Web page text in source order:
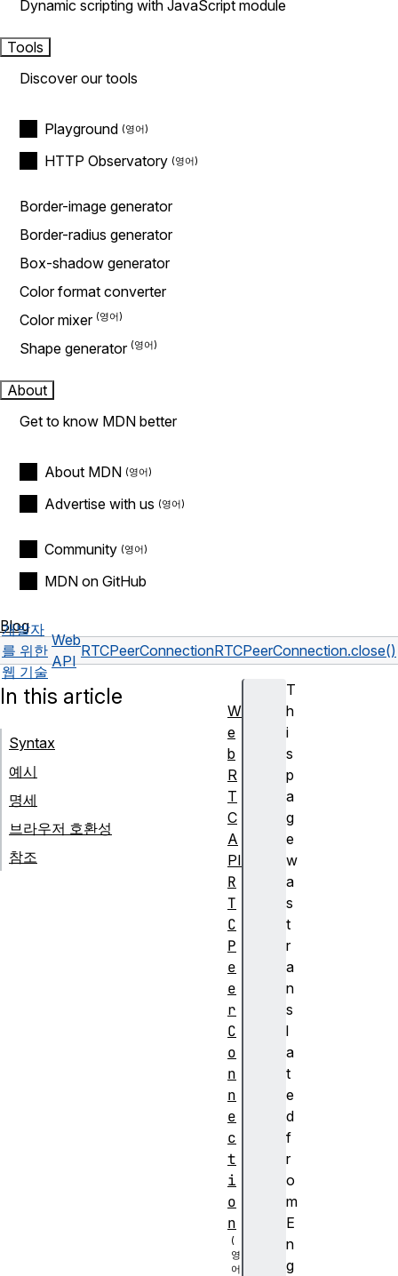
Dynamic scripting with JavaScript module
Tools
Discover our tools
Playground
HTTP Observatory
Border-image generator
Border-radius generator
Box-shadow generator
Color format converter
Color mixer
Shape generator
About
Get to know MDN better
About MDN
Advertise with us
Community
MDN on GitHub
Blog
개발자
를 위한
웹 기술
Web
API
RTCPeerConnectionRTCPeerConnection.close()
T
h
i
s
p
a
g
e
w
a
s
t
r
a
n
s
l
a
t
e
d
f
r
o
m
E
n
g
In this article
Syntax
예시
명세
브라우저 호환성
참조
W
e
b
R
T
C
A
PI
R
T
C
P
e
e
r
C
o
n
n
e
c
t
i
o
n